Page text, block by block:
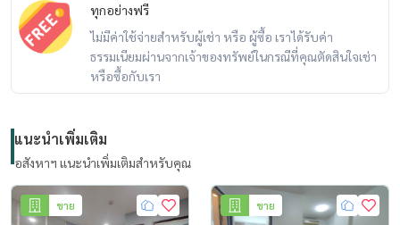
ทุกอย่างฟรี
ไม่มีค่าใช้จ่ายสำหรับผู้เช่า หรือ ผู้ซื้อ เราได้รับค่า
ธรรมเนียมผ่านจากเจ้าของทรัพย์ในกรณีที่คุณตัดสินใจเช่า
หรือซื้อกับเรา
แนะนำเพิ่มเติม
อสังหาฯ แนะนำเพิ่มเติมสำหรับคุณ
ขาย ขาย